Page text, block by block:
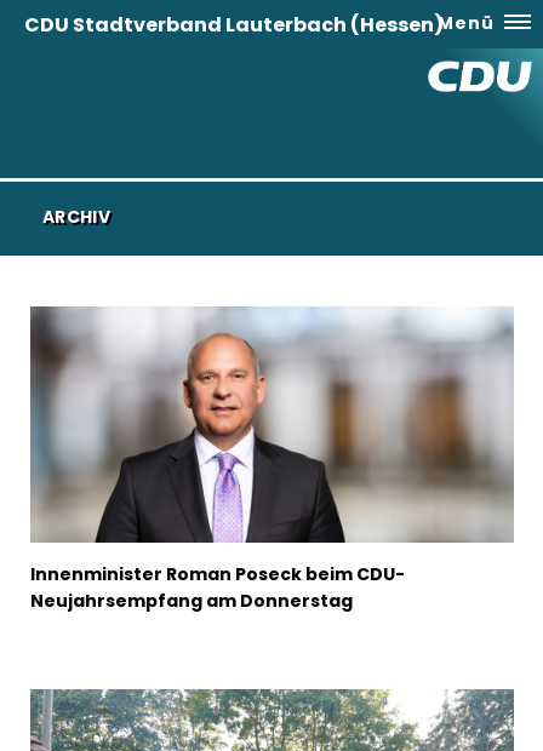
CDU Stadtverband Lauterbach (Hessen)Menü
ARCHIV
Innenminister Roman Poseck beim CDU-
Neujahrsempfang am Donnerstag